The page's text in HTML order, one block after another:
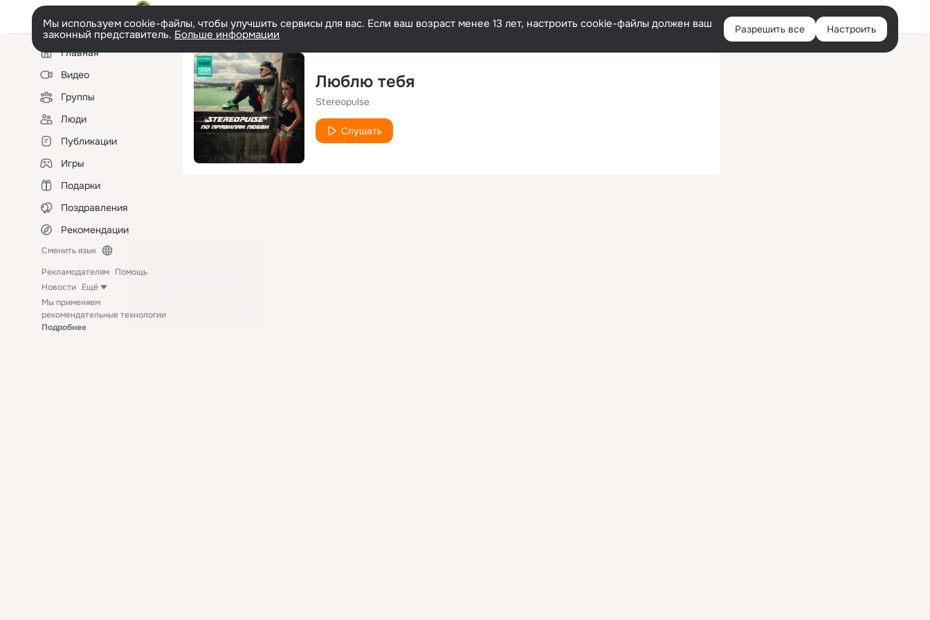
Войти
Мы используем cookie-файлы, чтобы улучшить сервисы для вас. Если ваш возраст менее 13 лет, настроить cookie-файлы должен ваш
законный представитель. Больше информации Разрешить все Настроить
Левая
колонкаГлавная
Видео
Группы
Люди
Публикации
Игры
Подарки
Поздравления
Рекомендации
Сменить язык
Рекламодателям Помощь
Новости Ещё
Мы применяем
рекомендательные технологии
Подробнее
Люблю тебя
Stereopulse
Слушать